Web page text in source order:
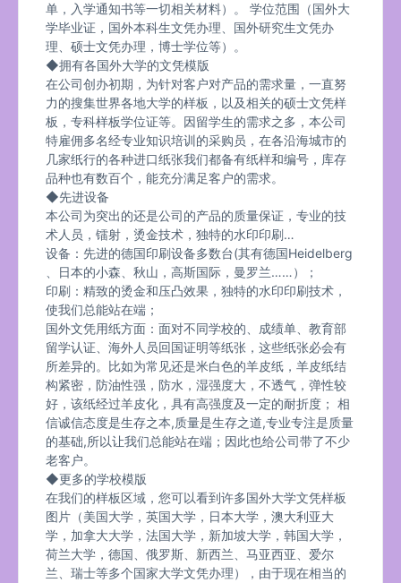
单，入学通知书等一切相关材料）。 学位范围（国外大
学毕业证，国外本科生文凭办理、国外研究生文凭办
理、硕士文凭办理，博士学位等）。
◆拥有各国外大学的文凭模版
在公司创办初期，为针对客户对产品的需求量，一直努
力的搜集世界各地大学的样板，以及相关的硕士文凭样
板，专科样板学位证等。因留学生的需求之多，本公司
特雇佣多名经专业知识培训的采购员，在各沿海城市的
几家纸行的各种进口纸张我们都备有纸样和编号，库存
品种也有数百个，能充分满足客户的需求。
◆先进设备
本公司为突出的还是公司的产品的质量保证，专业的技
术人员，镭射，烫金技术，独特的水印印刷…
设备：先进的德国印刷设备多数台(其有德国Heidelberg
、日本的小森、秋山，高斯国际，曼罗兰……）；
印刷：精致的烫金和压凸效果，独特的水印印刷技术，
使我们总能站在端；
国外文凭用纸方面：面对不同学校的、成绩单、教育部
留学认证、海外人员回国证明等纸张，这些纸张必会有
所差异的。比如为常见还是米白色的羊皮纸，羊皮纸结
构紧密，防油性强，防水，湿强度大，不透气，弹性较
好，该纸经过羊皮化，具有高强度及一定的耐折度； 相
信诚信态度是生存之本,质量是生存之道,专业专注是质量
的基础,所以让我们总能站在端；因此也给公司带了不少
老客户。
◆更多的学校模版
在我们的样板区域，您可以看到许多国外大学文凭样板
图片（美国大学，英国大学，日本大学，澳大利亚大
学，加拿大大学，法国大学，新加坡大学，韩国大学，
荷兰大学，德国、俄罗斯、新西兰、马亚西亚、爱尔
兰、瑞士等多个国家大学文凭办理），由于现在相当的